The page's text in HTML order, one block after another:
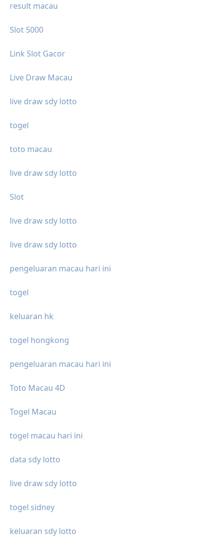
result macau
Slot 5000
Link Slot Gacor
Live Draw Macau
live draw sdy lotto
togel
toto macau
live draw sdy lotto
Slot
live draw sdy lotto
live draw sdy lotto
pengeluaran macau hari ini
togel
keluaran hk
togel hongkong
pengeluaran macau hari ini
Toto Macau 4D
Togel Macau
togel macau hari ini
data sdy lotto
live draw sdy lotto
togel sidney
keluaran sdy lotto